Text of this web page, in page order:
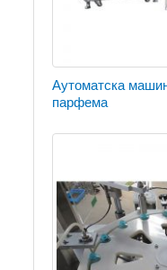
Аутоматска
парфема